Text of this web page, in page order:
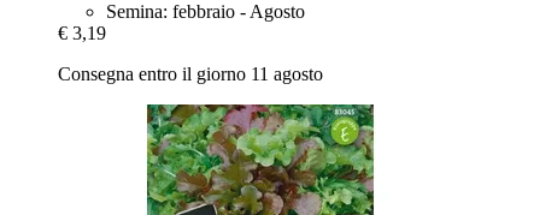
Semina: febbraio - Agosto
€ 3,19
Consegna entro il giorno 11 agosto